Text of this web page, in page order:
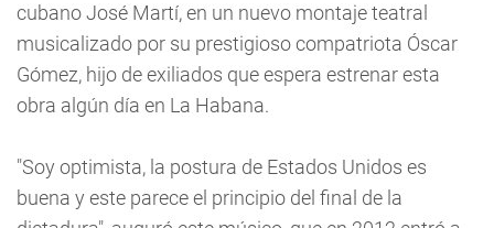
cubano José Martí, en un nuevo montaje teatral
musicalizado por su prestigioso compatriota Óscar
Gómez, hijo de exiliados que espera estrenar esta
obra algún día en La Habana.
"Soy optimista, la postura de Estados Unidos es
buena y este parece el principio del final de la